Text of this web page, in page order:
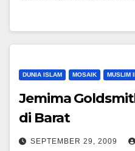
DUNIA ISLAM MOSAIK MUSLIM
Jemima
di Barat
SEPTEMBER 29, 2009